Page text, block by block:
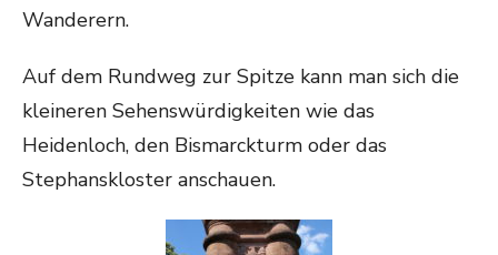
Wanderern.
Auf dem Rundweg zur Spitze kann man sich die
kleineren Sehenswürdigkeiten wie das
Heidenloch, den Bismarckturm oder das
Stephanskloster anschauen.